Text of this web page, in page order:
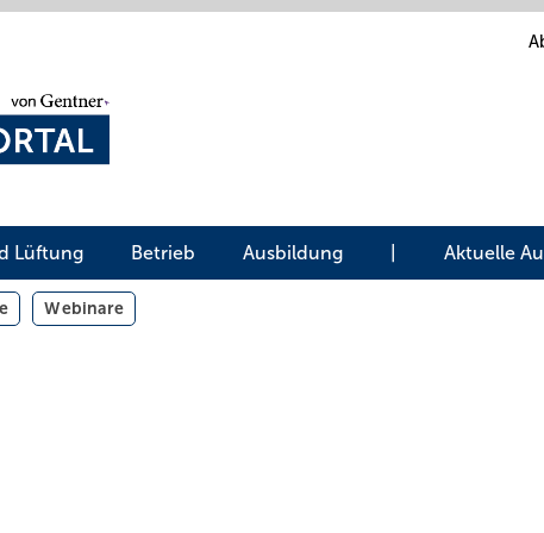
Lüftung Betrieb Ausbildung Aktuelle
Webinare